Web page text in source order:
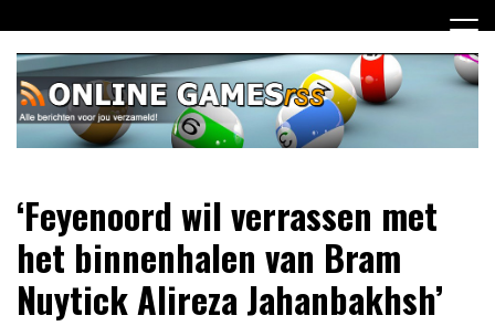
naar
inhoud
Online Games RSS
verzameld
‘Feyenoord wil verrassen met
het binnenhalen van Bram
Nuytick Alireza Jahanbakhsh’